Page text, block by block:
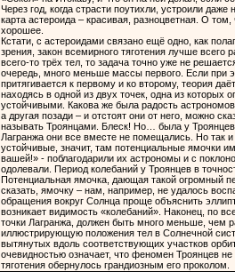
Через год, когда страсти поутихли, устроили
карта астероида – красивая, разноцветная. О
хорошее.
Кстати, с астероидами связано ещё одно, как
зрения, закон всемирного тяготения лучше
всего-то трёх тел, то задача точно уже не
очередь, много меньше массы первого. Если при
притягивается к первому и ко второму, теория
находясь в одной из двух точек, одна из которых
устойчивыми. Какова же была радость
а другая позади – и отстоят они от него, можно
называть Троянцами. Блеск! Но… была у
Лагранжа они все вместе не помещались. Но так
устойчивые, значит, там потенциальные ямочки
вашей!» - поблагодарили их астрономы и с
одолевали. Период колебаний у Троянцев в
Потенциальная ямочка, дающая такой огромный
сказать, ямочку – нам, например, не удалось
обращения вокруг Солнца проще объяснить
возникает видимость «колебаний». Наконец, по
точки Лагранжа, должен быть много меньше, чем
иллюстрирующую положения тел в Солнечной
вытянутых вдоль соответствующих участков
очевидностью означает, что феномен Троянцев
тяготения обернулось грандиозным его проколом.